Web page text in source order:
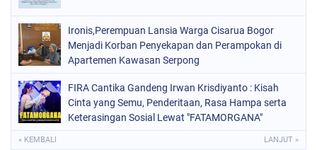
Ironis,Perempuan Lansia Warga Cisarua Bogor
Menjadi Korban Penyekapan dan Perampokan di
Apartemen Kawasan Serpong
FIRA Cantika Gandeng Irwan Krisdiyanto : Kisah
Cinta yang Semu, Penderitaan, Rasa Hampa serta
Keterasingan Sosial Lewat "FATAMORGANA"
« KEMBALI LANJUT »